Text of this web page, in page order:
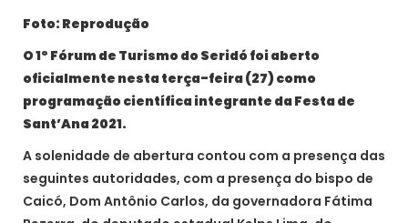
Foto: Reprodução
O 1º Fórum de Turismo do Seridó foi aberto
oficialmente nesta terça-feira (27) como
programação científica integrante da Festa de
Sant’Ana 2021.
A solenidade de abertura contou com a presença das
seguintes autoridades, com a presença do bispo de
Caicó, Dom Antônio Carlos, da governadora Fátima